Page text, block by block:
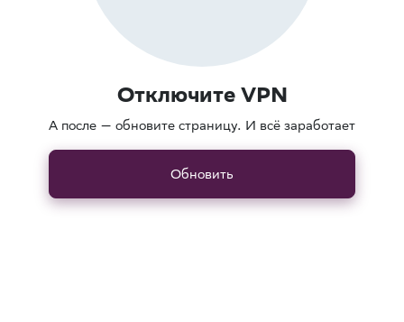
Отключите VPN
А после — обновите страницу. И всё заработает
Обновить